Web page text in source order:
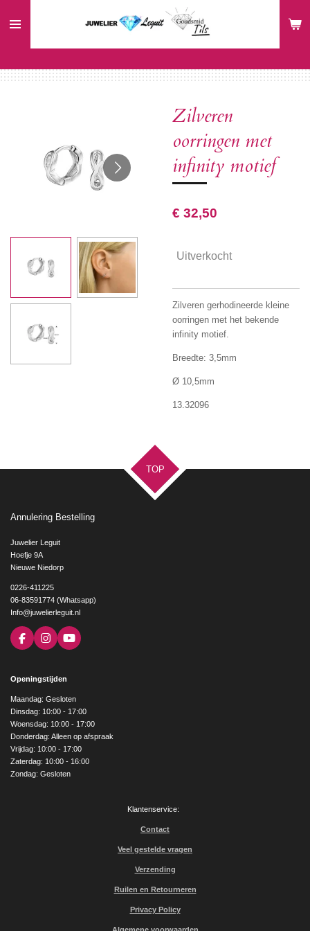
direct
hoofdinhoud
Zilveren
oorringen met
infinity motief
€ 32,50
Uitverkocht
Zilveren gerhodineerde kleine
oorringen met het bekende
infinity motief.
Breedte: 3,5mm
Ø 10,5mm
13.32096
TOP
Annulering Bestelling
Juwelier Leguit
Hoefje 9A
Nieuwe Niedorp
0226-411225
06-83591774 (Whatsapp)
Info@juwelierleguit.nl
F
a
b
o
k
I
n
a
g
r
a
m
Y
o
e
Openingstijden
Maandag: Gesloten
Dinsdag: 10:00 - 17:00
Woensdag: 10:00 - 17:00
Donderdag: Alleen op afspraak
Vrijdag: 10:00 - 17:00
Zaterdag: 10:00 - 16:00
Zondag: Gesloten
Klantenservice:
Contact
Veel gestelde vragen
Verzending
Ruilen en Retourneren
Privacy Policy